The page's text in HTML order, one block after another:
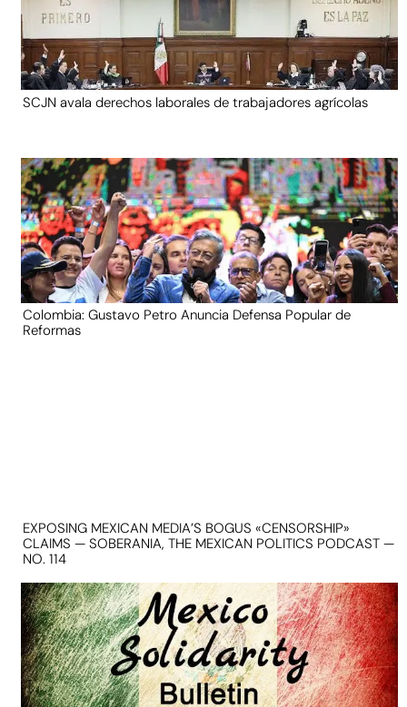
SCJN avala derechos laborales de trabajadores agrícolas
Colombia: Gustavo Petro Anuncia Defensa Popular de
Reformas
EXPOSING MEXICAN MEDIA’S BOGUS «CENSORSHIP»
CLAIMS — SOBERANIA, THE MEXICAN POLITICS PODCAST —
NO. 114